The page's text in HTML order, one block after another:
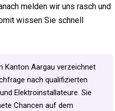
melden wir uns rasch und
wissen Sie schnell
Kanton Aargau verzeichnet
nach qualifizierten
Elektroinstallateure. Sie
Chancen auf dem